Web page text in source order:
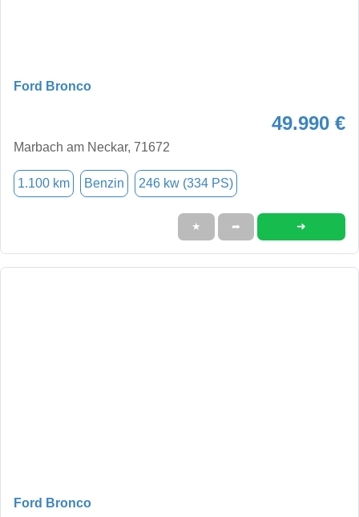
Ford Bronco
49.990 €
Marbach am Neckar, 71672
1.100 km Benzin 246 kw (334 PS)
★ ➦ ➜
Ford Bronco